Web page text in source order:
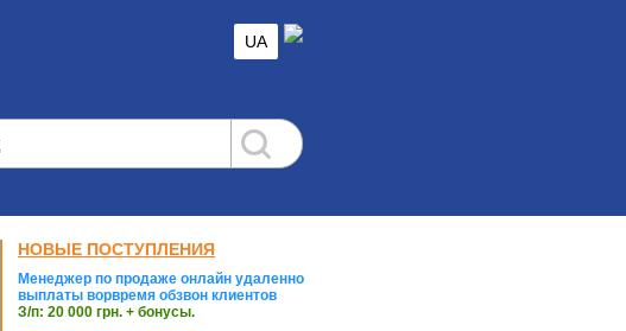
UA
НОВЫЕ ПОСТУПЛЕНИЯ
Менеджер по продаже онлайн удаленно
выплаты ворвремя обзвон клиентов
З/п: 20 000 грн. + бонусы.